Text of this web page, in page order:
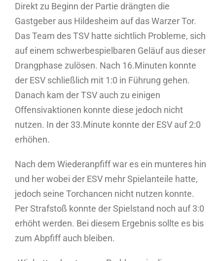
Direkt zu Beginn der Partie drängten die
Gastgeber aus Hildesheim auf das Warzer Tor.
Das Team des TSV hatte sichtlich Probleme, sich
auf einem schwerbespielbaren Geläuf aus dieser
Drangphase zulösen. Nach 16.Minuten konnte
der ESV schließlich mit 1:0 in Führung gehen.
Danach kam der TSV auch zu einigen
Offensivaktionen konnte diese jedoch nicht
nutzen. In der 33.Minute konnte der ESV auf 2:0
erhöhen.
Nach dem Wiederanpfiff war es ein munteres hin
und her wobei der ESV mehr Spielanteile hatte,
jedoch seine Torchancen nicht nutzen konnte.
Per Strafstoß konnte der Spielstand noch auf 3:0
erhöht werden. Bei diesem Ergebnis sollte es bis
zum Abpfiff auch bleiben.